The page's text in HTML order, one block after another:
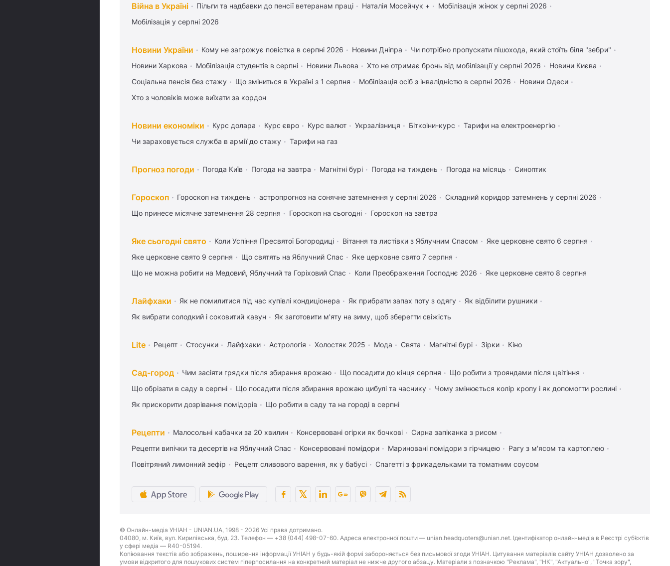
Війна в Україні Пільги та надбавки до пенсії ветеранам праці Наталія Мосейчук +
Мобілізація жінок у серпні 2026
Мобілізація у серпні 2026
Новини України Кому не загрожує повістка в серпні 2026 Новини Дніпра
Чи потрібно пропускати пішохода, який стоїть біля "зебри"
Новини Харкова
Мобілізація студентів в серпні Новини Львова Хто не отримає бронь від мобілізації у серпні 2026
Новини Києва
Соціальна пенсія без стажу
Що зміниться в Україні з 1 серпня Мобілізація осіб з інвалідністю в серпні 2026
Новини Одеси
Хто з чоловіків може виїхати за кордон
Новини економіки Курс долара Курс євро Курс валют Укрзалізниця Біткоіни-курс
Тарифи на електроенергію
Чи зараховується служба в армії до стажу
Тарифи на газ
Прогноз погоди Погода Київ Погода на завтра Магнітні бурі Погода на тиждень Погода на місяць Синоптик
Гороскоп Гороскоп на тиждень астропрогноз на сонячне затемнення у серпні 2026
Складний коридор затемнень у серпні 2026
Що принесе місячне затемнення 28 серпня
Гороскоп на сьогодні Гороскоп на завтра
Яке сьогодні свято Коли Успіння Пресвятої Богородиці Вітання та листівки з Яблучним Спасом
Яке церковне свято 6 серпня
Яке церковне свято 9 серпня
Що святять на Яблучний Спас
Яке церковне свято 7 серпня
Що не можна робити на Медовий, Яблучний та Горіховий Спас
Коли Преображення Господнє 2026 Яке церковне свято 8 серпня
Лайфхаки Як не помилитися під час купівлі кондиціонера Як прибрати запах поту з одягу
Як відбілити рушники
Як вибрати солодкий і соковитий кавун
Як заготовити м'яту на зиму, щоб зберегти свіжість
Lite Рецепт Стосунки Лайфхаки Астрологія Холостяк 2025 Мода Свята Магнітні бурі Зірки Кіно
Сад-город Чим засіяти грядки після збирання врожаю Що посадити до кінця серпня
Що робити з трояндами після цвітіння
Що обрізати в саду в серпні
Що посадити після збирання врожаю цибулі та часнику
Чому змінюється колір кропу і як допомогти рослині
Як прискорити дозрівання помідорів
Що робити в саду та на городі в серпні
Рецепти Малосольні кабачки за 20 хвилин Консервовані огірки як бочкові
Сирна запіканка з рисом
Рецепти випічки та десертів на Яблучний Спас
Консервовані помідори Мариновані помідори з гірчицею
Рагу з м'ясом та картоплею
Повітряний лимонний зефір
Рецепт сливового варення, як у бабусі Спагетті з фрикадельками та томатним соусом
© Онлайн-медіа УНІАН - UNIAN.UA, 1998 - 2026 Усі права дотримано.
04080, м. Київ, вул. Кирилівська, буд. 23. Телефон — +38 (044) 498-07-60. Адреса електронної пошти — unian.headquoters@unian.net. Ідентифікатор онлайн-медіа в Реєстрі суб’єктів
у сфері медіа — R40-05194.
Копіювання текстів або зображень, поширення інформації УНІАН у будь-якій формі забороняється без письмової згоди УНІАН. Цитування матеріалів сайту УНІАН дозволено за
умови відкритого для пошукових систем гіперпосилання на конкретний матеріал не нижче другого абзацу. Матеріали з позначкою "Реклама", "НК", "Актуально", "Точка зору",